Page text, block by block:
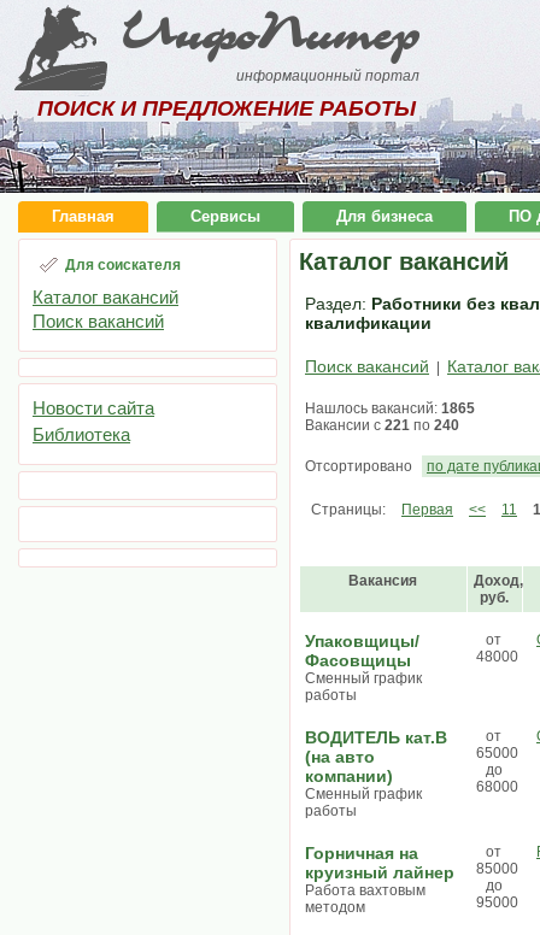
ИнфоПитер
информационный портал
ПОИСК И ПРЕДЛОЖЕНИЕ РАБОТЫ
Главная Сервисы Для бизнеса ПО
Для соискателя
Каталог вакансий
Поиск вакансий
Новости сайта
Библиотека
Каталог вакансий
Раздел: Работники без
квалификации
Поиск вакансий Каталог
Нашлось вакансий: 1865
Вакансии с 221 по 240
Отсортировано по дате
Страницы: Первая << 11
Вакансия
Доход,
руб.
Упаковщицы/
Фасовщицы
Сменный график
работы
от
48000
ВОДИТЕЛЬ кат.В
(на авто
компании)
Сменный график
работы
от
65000
до
68000
Горничная на
круизный лайнер
Работа вахтовым
методом
от
85000
до
95000